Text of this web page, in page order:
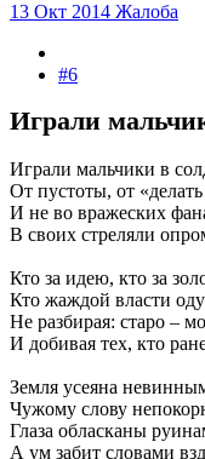
13 Окт 2014 Жалоба
#6
Играли
Играли мальчики в
От пустоты, от
И не во вражеских
В своих стреляли
Кто за идею, кто за
Кто жаждой власти
Не разбирая: старо –
И добивая тех, кто
Земля усеяна
Чужому слову
Глаза обласканы
А ум забит словами